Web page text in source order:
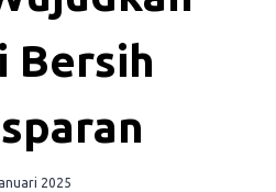
Bersih
2025